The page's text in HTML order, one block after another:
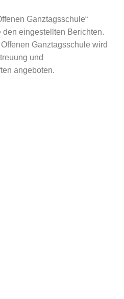
Ganztagsschule“
den eingestellten Berichten.
Ganztagsschule wird
und
angeboten.